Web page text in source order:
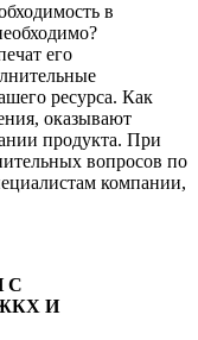
в
его
ресурса. Как
оказывают
продукта. При
вопросов по
компании,
С
И